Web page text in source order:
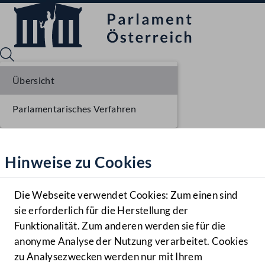
Hilfe
Benutzer
Navigationsmenü öffnen
MENÜ
Hinweise zu Cookies
Die Webseite verwendet Cookies: Zum einen sind
sie erforderlich für die Herstellung der
Funktionalität. Zum anderen werden sie für die
anonyme Analyse der Nutzung verarbeitet. Cookies
zu Analysezwecken werden nur mit Ihrem
Übersicht
Parlamentarisches Verfahren